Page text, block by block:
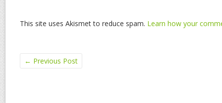
This site uses Akismet to reduce spam. Learn how your
← Previous Post